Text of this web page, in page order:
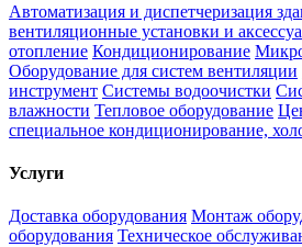
Автоматизация и диспетчеризация
вентиляционные установки и
отопление Кондиционирование
Оборудование для систем вентиляции
инструмент Системы водоочистки
влажности Тепловое оборудование
специальное кондиционирование,
Услуги
Доставка оборудования Монтаж
оборудования Техническое